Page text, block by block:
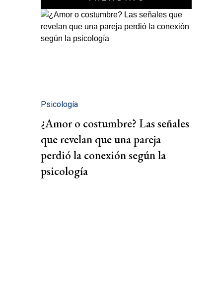
Psicología
¿Amor o costumbre? Las señales
que revelan que una pareja
perdió la conexión según la
psicología